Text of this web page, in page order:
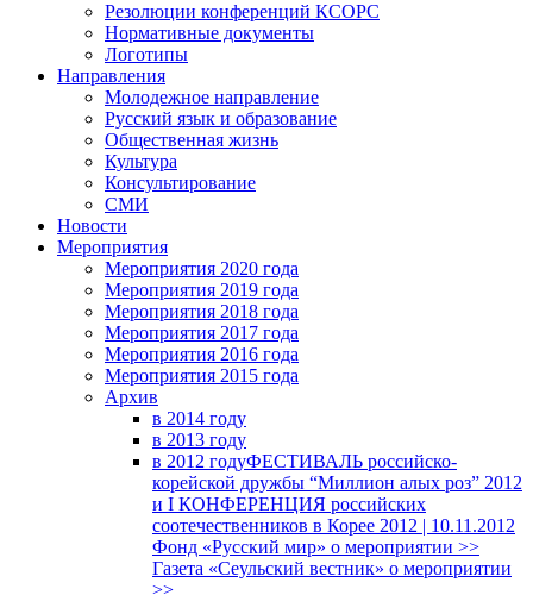
Резолюции конференций КСОРС
Нормативные документы
Логотипы
Направления
Молодежное направление
Русский язык и образование
Общественная жизнь
Культура
Консультирование
СМИ
Новости
Мероприятия
Мероприятия 2020 года
Мероприятия 2019 года
Мероприятия 2018 годa
Мероприятия 2017 года
Мероприятия 2016 года
Мероприятия 2015 года
Архив
в 2014 году
в 2013 году
в 2012 годуФЕСТИВАЛЬ российско-
корейской дружбы “Миллион алых роз” 2012
и I КОНФЕРЕНЦИЯ российских
соотечественников в Корее 2012 | 10.11.2012
Фонд «Русский мир» о мероприятии >>
Газета «Сеульский вестник» о мероприятии
>>